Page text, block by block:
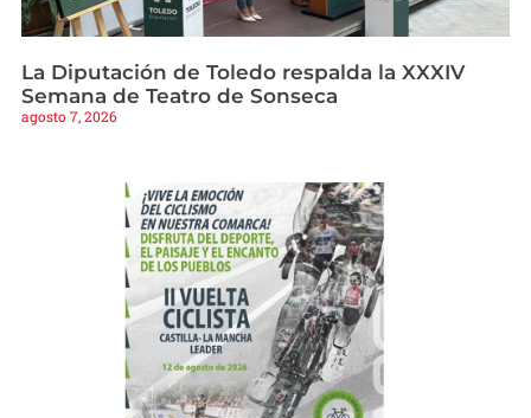
La Diputación de Toledo respalda la XXXIV
Semana de Teatro de Sonseca
agosto 7, 2026